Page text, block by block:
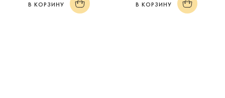
В КОРЗИНУ В КОРЗИНУ